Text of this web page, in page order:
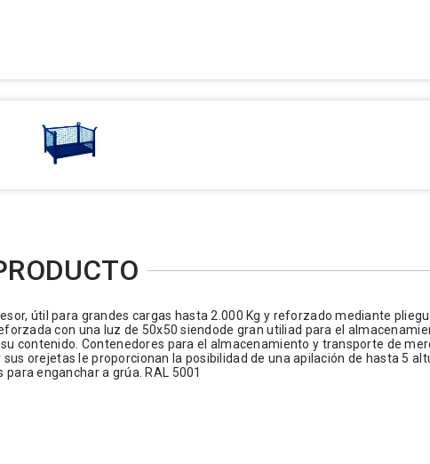
útil para grandes cargas hasta 2.000 Kg y reforzado mediante
con una luz de 50x50 siendode gran utiliad para el
contenido. Contenedores para el almacenamiento y transporte de
orejetas le proporcionan la posibilidad de una apilación de hasta 5
enganchar a grúa. RAL 5001